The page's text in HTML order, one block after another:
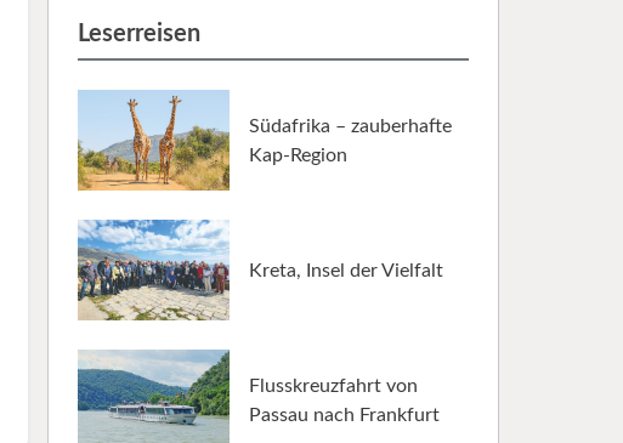
Leserreisen
Südafrika – zauberhafte
Kap-Region
Kreta, Insel der Vielfalt
Flusskreuzfahrt von
Passau nach Frankfurt